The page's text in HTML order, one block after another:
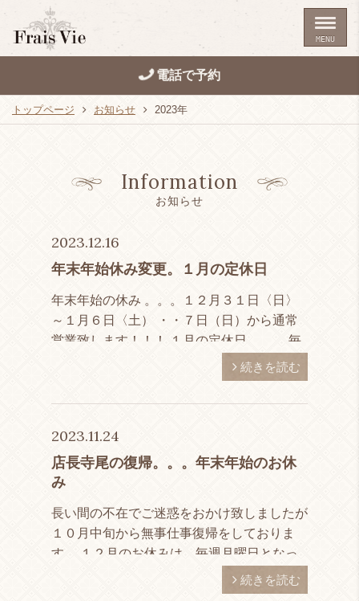
電話で予約
トップページ お知らせ 2023年
Information
お知らせ
2023.12.16
年末年始休み変更。１月の定休日
年末年始の休み 。。。１２月３１日〈日〉
～１月６日〈土） ・・７日（日）から通常
営業致します！！！ １月の定休日 。。。毎
週月曜日と２１日（第３日曜日）となってお
続きを読む
2023.11.24
店長寺尾の復帰。。。年末年始のお休
み
長い間の不在でご迷惑をおかけ致しましたが
１０月中旬から無事仕事復帰をしておりま
す。 １２月のお休みは、毎週月曜日となっ
ております！（１７日第３日曜日は営業）
年末年始のお休みは１２月３１日～１月５日
続きを読む
MENU